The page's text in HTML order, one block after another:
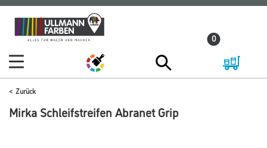
Zum
Inhalt
Zum
Navigationsmenü
0
Zurück
Mirka Schleifstreifen Abranet Grip